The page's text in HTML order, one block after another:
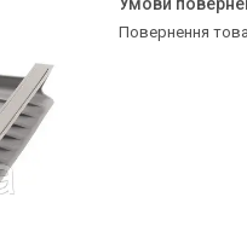
повернення